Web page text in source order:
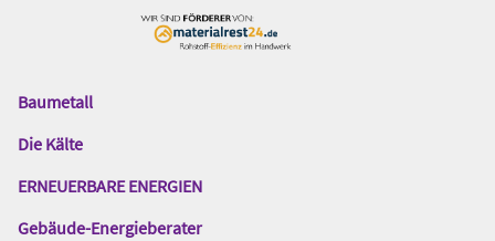
Das
Gentner
Baumetall
Die Kälte
ERNEUERBARE ENERGIEN
Gebäude-Energieberater